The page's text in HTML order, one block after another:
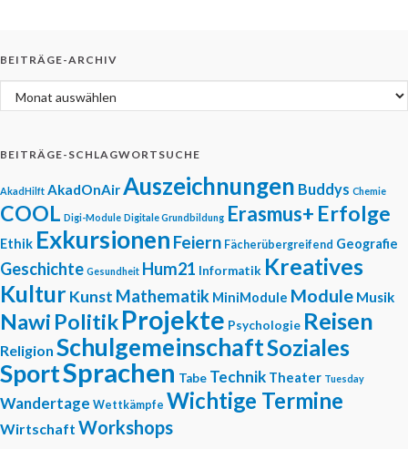
BEITRÄGE-ARCHIV
Beiträge-Archiv
BEITRÄGE-SCHLAGWORTSUCHE
AkadHilft AkadOnAir Auszeichnungen Buddys Chemie
COOL Digi-Module Digitale Grundbildung Erasmus+ Erfolge
Ethik Exkursionen Feiern Fächerübergreifend Geografie
Geschichte Gesundheit Hum21 Informatik Kreatives
KulturKunst Mathematik MiniModule Module Musik
Nawi PolitikProjekte Psychologie Reisen
Religion SchulgemeinschaftSoziales
SportSprachen Tabe Technik Theater Tuesday
Wandertage Wettkämpfe Wichtige Termine
Wirtschaft Workshops